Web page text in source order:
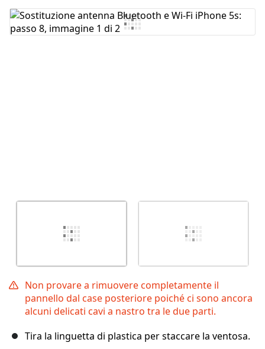
Aggiungi Commento
Non provare a rimuovere completamente il
pannello dal case posteriore poiché ci sono ancora
alcuni delicati cavi a nastro tra le due parti.
Tira la linguetta di plastica per staccare la ventosa.